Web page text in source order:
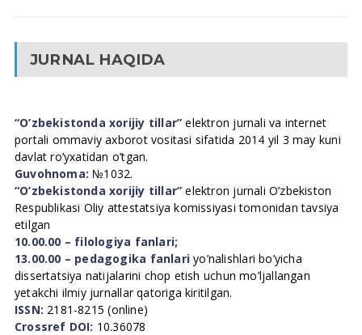
JURNAL HAQIDA
“O’zbekistonda xorijiy tillar” elektron jurnali va internet
portali ommaviy axborot vositasi sifatida 2014 yil 3 may kuni
davlat ro’yxatidan o’tgan.
Guvohnoma: №1032.
“O’zbekistonda xorijiy tillar” elektron jurnali O’zbekiston
Respublikasi Oliy attestatsiya komissiyasi tomonidan tavsiya
etilgan
10.00.00 – filologiya fanlari;
13.00.00 – pedagogika fanlari yo’nalishlari bo’yicha
dissertatsiya natijalarini chop etish uchun mo’ljallangan
yetakchi ilmiy jurnallar qatoriga kiritilgan.
ISSN: 2181-8215 (online)
Crossref DOI: 10.36078